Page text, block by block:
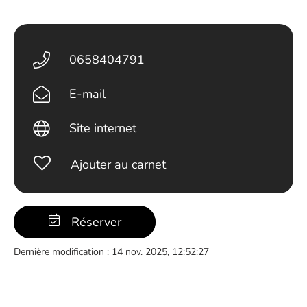
0658404791
E-mail
Site internet
Ajouter au carnet
Réserver
Dernière modification : 14 nov. 2025, 12:52:27